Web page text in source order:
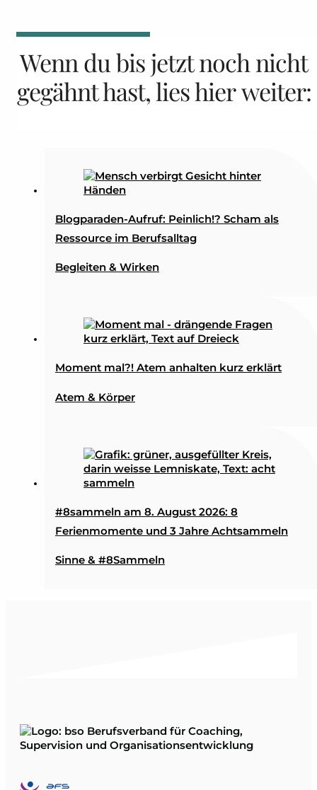
Wenn du bis jetzt noch nicht
gegähnt hast, lies hier weiter:
Blogparaden-Aufruf: Peinlich!? Scham als
Ressource im Berufsalltag
Begleiten & Wirken
Moment mal?! Atem anhalten kurz erklärt
Atem & Körper
#8sammeln am 8. August 2026: 8
Ferienmomente und 3 Jahre Achtsammeln
Sinne & #8Sammeln